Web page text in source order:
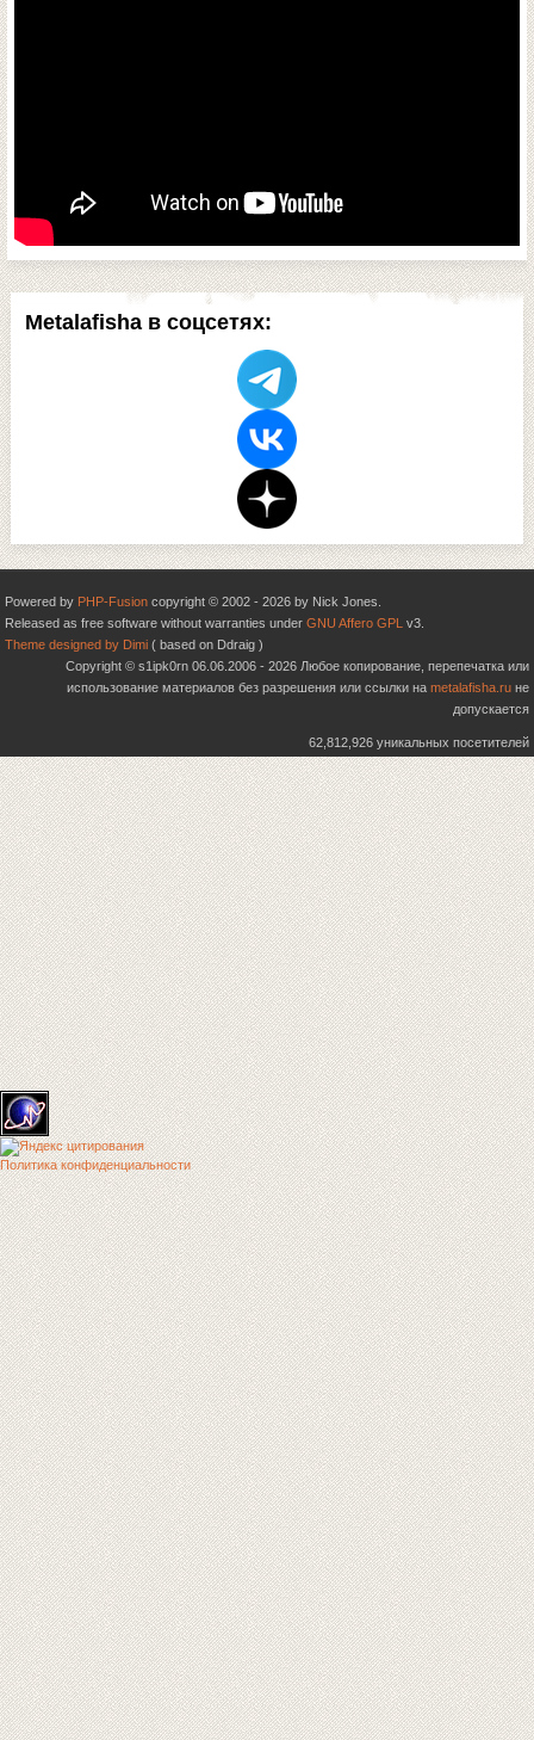
Metalafisha в соцсетях:
Powered by PHP-Fusion copyright © 2002 - 2026 by Nick Jones.
Released as free software without warranties under GNU Affero GPL v3.
Theme designed by Dimi ( based on Ddraig )
Copyright © s1ipk0rn 06.06.2006 - 2026 Любое копирование, перепечатка или
использование материалов без разрешения или ссылки на metalafisha.ru не
допускается
62,812,926 уникальных посетителей
Политика конфиденциальности